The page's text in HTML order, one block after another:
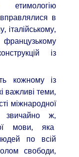
в
італійському,
із
кожному із
важливі теми,
міжнародної
звичайно ж,
мови, яка
по всій
свободи,